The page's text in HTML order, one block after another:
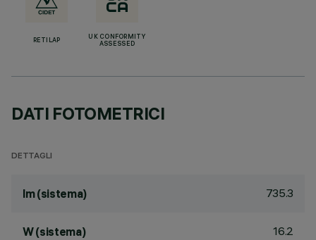
RETILAP
UK CONFORMITY
ASSESSED
DATI FOTOMETRICI
DETTAGLI
lm (sistema) 735.3
W (sistema) 16.2